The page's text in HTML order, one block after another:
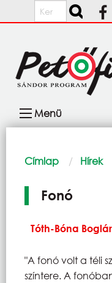
Ugrás a tartalomra
Keresés
navigáció
Menü
Morzsa
Címlap Hírek
Fonó
Tóth-Bóna
"A fonó volt a téli
színtere. A